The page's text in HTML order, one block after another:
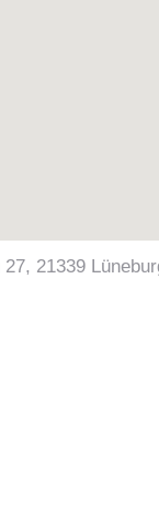
21339